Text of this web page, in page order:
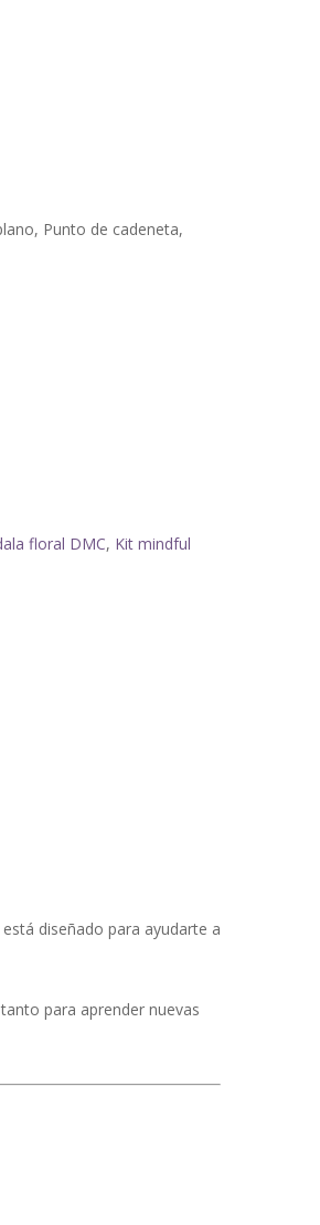
Punto de cadeneta,
floral DMC, Kit mindful
está diseñado para ayudarte a
para aprender nuevas